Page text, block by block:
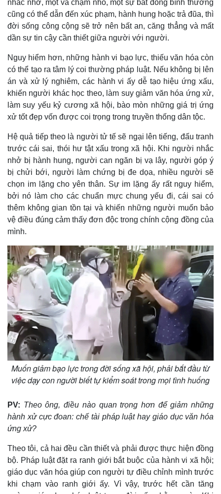
Kinh tế
Bất động sản
Khởi nghiệp
Thị trường
Tiêu dùng
Tỷ giá
Chứng khoán
Giá cà phê
nhắc nhở, một va chạm nhỏ, một sự bất đồng bình thường
cũng có thể dẫn đến xúc phạm, hành hung hoặc trả đũa, thì
đời sống công cộng sẽ trở nên bất an, căng thẳng và mất
dần sự tin cậy cần thiết giữa người với người.
Nguy hiểm hơn, những hành vi bạo lực, thiếu văn hóa còn
có thể tạo ra tâm lý coi thường pháp luật. Nếu không bị lên
án và xử lý nghiêm, các hành vi ấy dễ tạo hiệu ứng xấu,
khiến người khác học theo, làm suy giảm văn hóa ứng xử,
làm suy yếu kỷ cương xã hội, bào mòn những giá trị ứng
xử tốt đẹp vốn được coi trọng trong truyền thống dân tộc.
Hệ quả tiếp theo là người tử tế sẽ ngại lên tiếng, đấu tranh
trước cái sai, thói hư tật xấu trong xã hội. Khi người nhắc
nhở bị hành hung, người can ngăn bị vạ lây, người góp ý
bị chửi bới, người làm chứng bị đe dọa, nhiều người sẽ
chọn im lặng cho yên thân. Sự im lặng ấy rất nguy hiểm,
bởi nó làm cho các chuẩn mực chung yếu đi, cái sai có
thêm không gian tồn tại và khiến những người muốn bảo
vệ điều đúng cảm thấy đơn độc trong chính cộng đồng của
mình.
Muốn giảm bạo lực trong đời sống xã hội, phải bắt đầu từ
việc dạy con người biết tự kiểm soát trong mọi tình huống
PV: Theo ông, điều nào quan trọng hơn để giảm những
hành xử cực đoan: chế tài pháp luật hay giáo dục văn hóa
ứng xử?
Theo tôi, cả hai đều cần thiết và phải được thực hiện đồng
bộ. Pháp luật đặt ra ranh giới bắt buộc của hành vi xã hội;
giáo dục văn hóa giúp con người tự điều chỉnh mình trước
khi chạm vào ranh giới ấy. Vì vậy, trước hết cần tăng